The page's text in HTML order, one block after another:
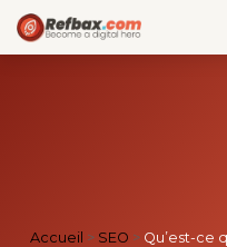
Accueil > SEO > Qu’est-ce
Panneau de gestion des